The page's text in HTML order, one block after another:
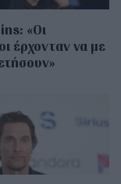
«Οι
έρχονταν να με